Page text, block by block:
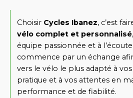
Choisir Cycles Ibanez, c’est
vélo complet et personnalisé
équipe passionnée et à
commence par un échange
vers le vélo le plus adapté à
pratique et à vos attentes en
performance et de fiabilité.